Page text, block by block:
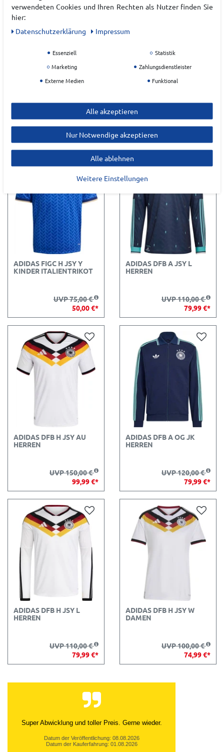
UVP 100,00 €
74,99 €*
UVP 99,90 €
ADIDAS FIGC H JSY Y
KINDER ITALIENTRIKOT
UVP 75,00 €
50,00 €*
ADIDAS DFB A JSY L
HERREN
UVP 110,00 €
79,99 €*
ADIDAS DFB H JSY AU
HERREN
UVP 150,00 €
99,99 €*
ADIDAS DFB A OG JK
HERREN
UVP 120,00 €
79,99 €*
ADIDAS DFB H JSY L
HERREN
UVP 110,00 €
79,99 €*
ADIDAS DFB H JSY W
DAMEN
UVP 100,00 €
74,99 €*
Diese Schuhe sind so bequem und man läuft wie
Der...
verwendeten Cookies und Ihren Rechten als Nutzer finden Sie
hier:
Daten­schutz­erklärung
Impressum
Essenziell
Statistik
Marketing
Zahlungsdienstleister
Externe Medien
Funktional
Alle akzeptieren
Nur Notwendige akzeptieren
Alle ablehnen
Weitere Einstellungen